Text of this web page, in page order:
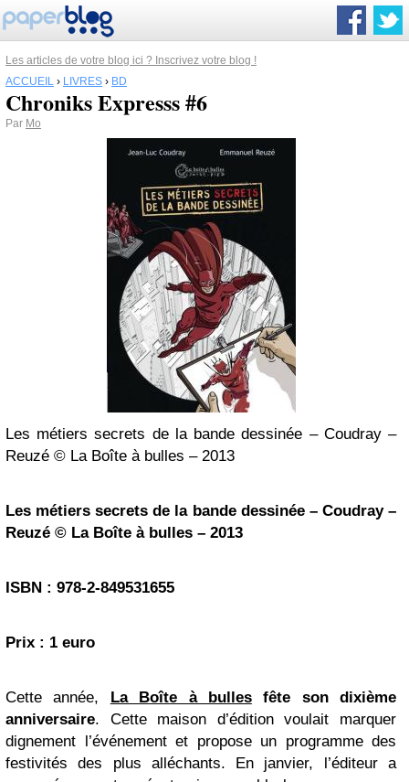
Les articles de votre blog ici ? Inscrivez votre blog !
ACCUEIL › LIVRES › BD
Chroniks Expresss #6
Par Mo
Les métiers secrets de la bande dessinée – Coudray –
Reuzé © La Boîte à bulles – 2013
Les métiers secrets de la bande dessinée – Coudray –
Reuzé © La Boîte à bulles – 2013
ISBN : 978-2-849531655
Prix : 1 euro
Cette année, La Boîte à bullesfête son dixième
anniversaire. Cette maison d’édition voulait marquer
dignement l’événement et propose un programme des
festivités des plus alléchants. En janvier, l’éditeur a